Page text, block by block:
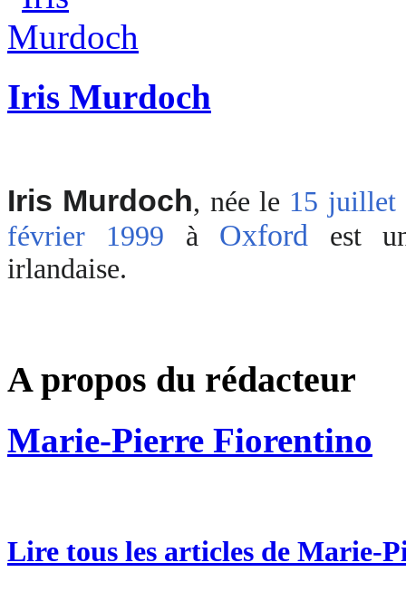
Iris Murdoch
Iris Murdoch, née le 15 juillet
février
1999 à Oxford est
irlandaise.
A propos du rédacteur
Marie-Pierre Fiorentino
Lire tous les articles de Marie-